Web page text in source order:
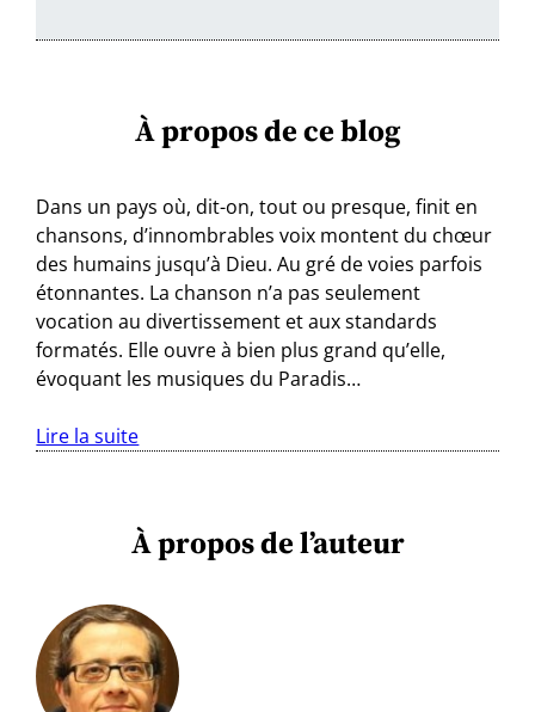
À propos de ce blog
Dans un pays où, dit-on, tout ou presque, finit en
chansons, d’innombrables voix montent du chœur
des humains jusqu’à Dieu. Au gré de voies parfois
étonnantes. La chanson n’a pas seulement
vocation au divertissement et aux standards
formatés. Elle ouvre à bien plus grand qu’elle,
évoquant les musiques du Paradis…
Lire la suite
À propos de l’auteur